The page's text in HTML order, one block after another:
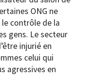
ONG ne
contrôle de la
gens. Le secteur
injurié en
celui qui
agressives en